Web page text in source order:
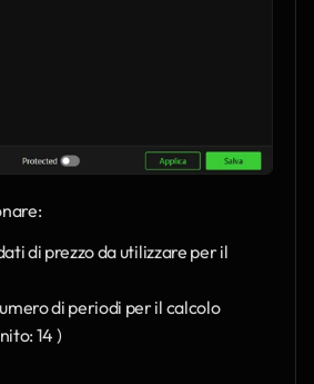
di prezzo da utilizzare per il
di periodi per il calcolo
14 )